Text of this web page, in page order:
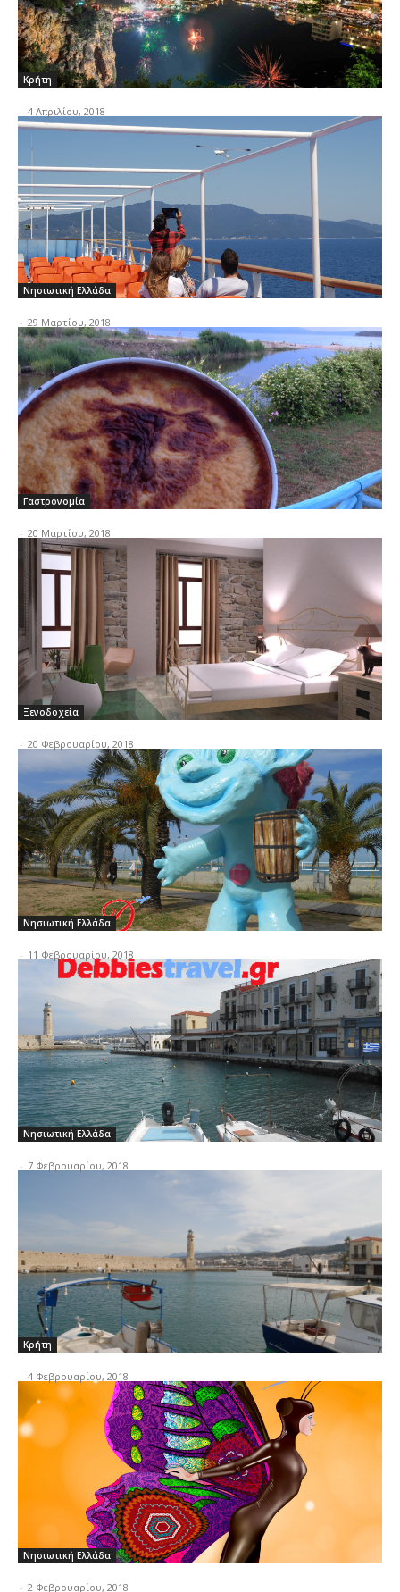
Κρήτη
- 4 Απριλίου, 2018
Νησιωτική Ελλάδα
- 29 Μαρτίου, 2018
Γαστρονομία
- 20 Μαρτίου, 2018
Ξενοδοχεία
- 20 Φεβρουαρίου, 2018
Νησιωτική Ελλάδα
- 11 Φεβρουαρίου, 2018
Νησιωτική Ελλάδα
- 7 Φεβρουαρίου, 2018
Κρήτη
- 4 Φεβρουαρίου, 2018
Νησιωτική Ελλάδα
- 2 Φεβρουαρίου, 2018